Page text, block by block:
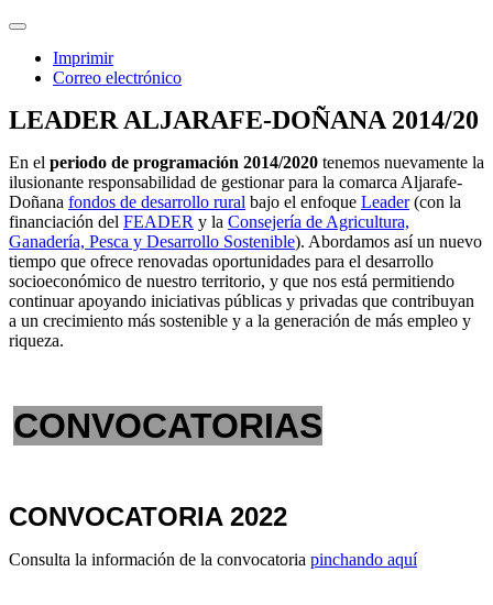
Imprimir
Correo electrónico
LEADER ALJARAFE-DOÑANA 2014/20
En el periodo de programación 2014/2020 tenemos nuevamente la
ilusionante responsabilidad de gestionar para la comarca Aljarafe-
Doñana fondos de desarrollo rural bajo el enfoque Leader(con la
financiación del FEADER y la Consejería de Agricultura,
Ganadería, Pesca y Desarrollo Sostenible). Abordamos así un nuevo
tiempo que ofrece renovadas oportunidades para el desarrollo
socioeconómico de nuestro territorio, y que nos está permitiendo
continuar apoyando iniciativas públicas y privadas que contribuyan
a un crecimiento más sostenible y a la generación de más empleo y
riqueza.
CONVOCATORIAS
CONVOCATORIA 2022
Consulta la información de la convocatoria pinchando aquí